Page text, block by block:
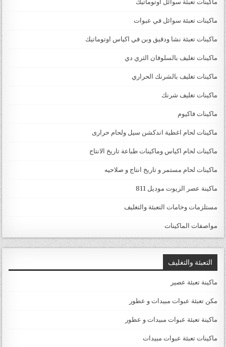
ماكينات تعبئة سوائل اوتوماتيك
ماكينات تعبئة سوائل في عبوات
ماكينات تعبئة نشا ودقيق وبن في اكياس اوتوماتيك
ماكينات تغليف بالسلوفان الثري دي
ماكينات تغليف بالشرنك الحراري
ماكينات تغليف شرنك
ماكينات فاكيوم
ماكينات لحام اغطية اندكشن سيل ولحام حرارى
ماكينات لحام اكياس وماكينات طباعة تاريخ الانتاج
ماكينات لحام مستمر و تاريخ انتاج و صلاحيه
ماكينة عصر الزيوت موديل 811
مستلزمات وخامات التعبئة والتغليف
مواصفات الماكينات
التعبئة والتغليف
ماكينة تعبئة عصير
مكن تعبئة عبوات مبيدات و عطور
ماكينة تعبئة عبوات مبيدات و عطور
ماكينات تعبئة عبوات مبيدات